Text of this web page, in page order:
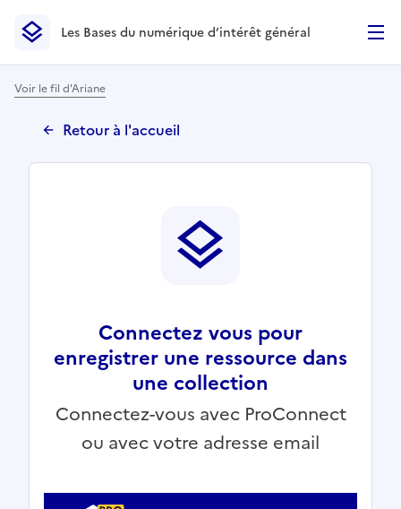
Les Bases du numérique d’intérêt général- Retour à la
Les Bases du numérique d’intérêt général
Voir le fil d'Ariane
Retour à l'accueil
Connectez vous pour
enregistrer une ressource dans
une collection
Connectez-vous avec ProConnect
ou avec votre adresse email